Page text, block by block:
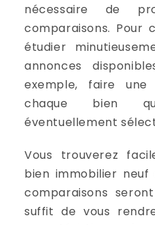
nécessaire de
comparaisons. Pour
étudier
annonces
exemple, faire
chaque bien
éventuellement
Vous trouverez
bien immobilier neuf
comparaisons
suffit de vous